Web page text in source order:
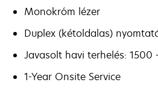
Monokróm lézer
Duplex (kétoldalas)
Javasolt havi terhelés:
1-Year Onsite Service